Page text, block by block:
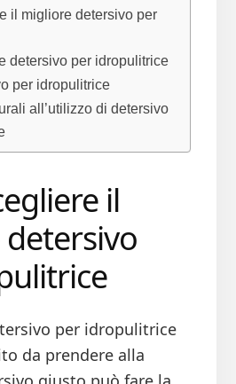
il migliore detersivo per
detersivo per idropulitrice
per idropulitrice
all’utilizzo di detersivo
il
per idropulitrice
da prendere alla